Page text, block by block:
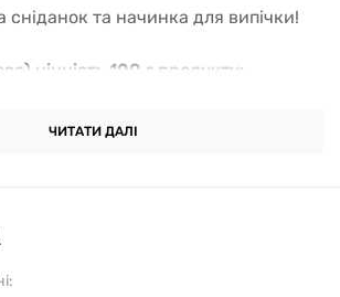
та начинка для випічки!
цінність 100 г продукту:
(калорійність) - 574 ккал
ЧИТАТИ ДАЛІ